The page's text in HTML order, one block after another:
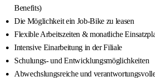
Benefits)
Die Möglichkeit ein Job-Bike zu leasen
Flexible Arbeitszeiten & monatliche
Intensive Einarbeitung in der Filiale
Schulungs- und Entwicklungsmöglichkeiten
Abwechslungsreiche und